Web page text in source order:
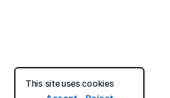
This site uses cookies